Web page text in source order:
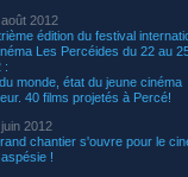
2012
édition du festival
Les Percéides du 22 au
:
monde, état du jeune cinéma
40 films projetés à Percé!
2012
chantier s'ouvre pour le
!